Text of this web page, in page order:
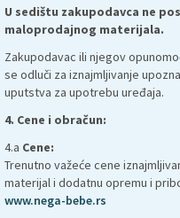
U sedištu zakupodavca ne
maloprodajnog materijala.
Zakupodavac ili njegov
se odluči za iznajmljivanje
uputstva za upotrebu uređaja.
4. Cene i obračun:
4.a Cene:
Trenutno važeće cene
materijal i dodatnu opremu i
www.nega-bebe.rs